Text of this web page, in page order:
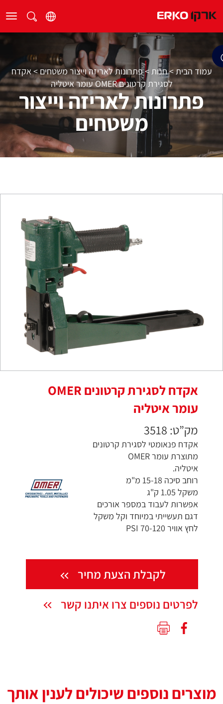
עמוד הבית>חנות >פתרונות לאריזה וייצור משטחים>אקדח
לסגירת קרטונים OMER עומר איטליה
פתרונות לאריזה וייצור
משטחים
אקדח לסגירת קרטונים OMER
עומר איטליה
מק”ט: 3518
אקדח פנאומטי לסגירת קרטונים
מתוצרת עומר OMER
איטליה.
רוחב סיכה 15-18 מ"מ
משקל 1.05 ק"ג
אפשרות לעבוד במספר אורכים
דגם תעשייתי במיוחד וקל משקל
לחץ אוויר 70-120 PSI
לקבלת הצעת מחיר
לפרטים נוספים צרו איתנו קשר
מוצרים נוספים שיכולים לענין אותך